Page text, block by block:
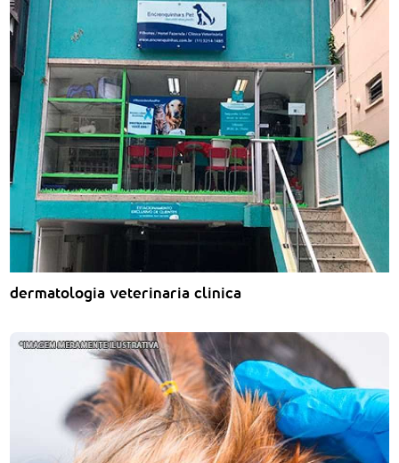
dermatologia veterinaria clinica